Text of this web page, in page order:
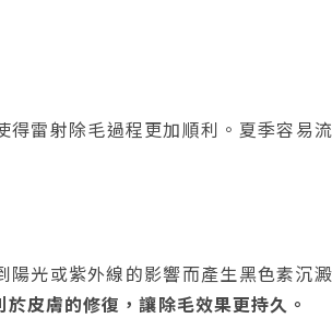
得雷射除毛過程更加順利。夏季容易
光或紫外線的影響而產生黑色素
皮膚的修復，讓除毛效果更持久。